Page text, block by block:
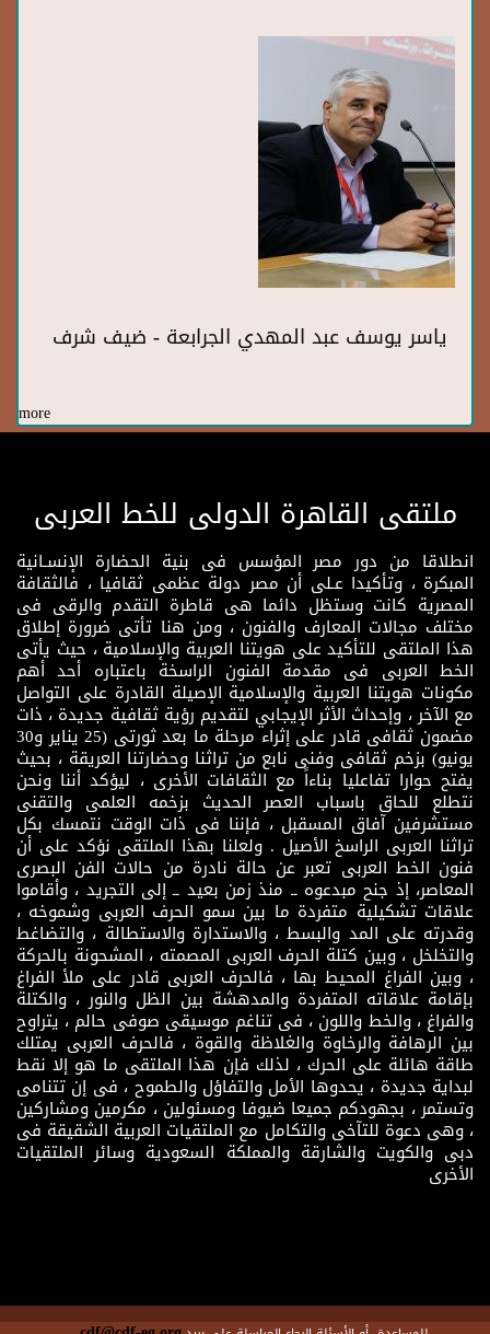
ياسر يوسف عبد المهدي الجرابعة - ضيف شرف
more
ملتقى القاهرة الدولى للخط العربى
انطلاقا من دور مصر المؤسس فى بنية الحضارة الإنسـانية
المبكرة ، وتأكيدا عـلى أن مصر دولة عظمى ثقافيا ، فالثقافة
المصرية كانت وستظل دائما هى قاطرة التقدم والرقى فى
مختلف مجالات المعارف والفنون ، ومن هنا تأتى ضرورة إطلاق
هذا الملتقى للتأكيد على هويتنا العربية والإسلامية ، حيث يأتى
الخط العربى فى مقدمة الفنون الراسخة باعتباره أحد أهم
مكونات هويتنا العربية والإسلامية الإصيلة القادرة على التواصل
مع الآخر ، وإحداث الأثر الإيجابي لتقديم رؤية ثقافية جديدة ، ذات
مضمون ثقافى قادر على إثراء مرحلة ما بعد ثورتى (25 يناير و30
يونيو) بزخم ثقافى وفنى نابع من تراثنا وحضارتنا العريقة ، بحيث
يفتح حوارا تفاعليا بناءاً مع الثقافات الأخرى ، ليؤكد أننا ونحن
نتطلع للحاق باسباب العصر الحديث بزخمه العلمى والتقنى
مستشرفين آفاق المسقبل ، فإننا فى ذات الوقت نتمسك بكل
تراثنا العربى الراسخ الأصيل . ولعلنا بهذا الملتقى نؤكد على أن
فنون الخط العربى تعبر عن حالة نادرة من حالات الفن البصرى
المعاصر، إذ جنح مبدعوه ــ منذ زمن بعيد ــ إلى التجريد ، وأقاموا
علاقات تشكيلية متفردة ما بين سمو الحرف العربى وشموخه ،
وقدرته على المد والبسط ، والاستدارة والاستطالة ، والتضاغط
والتخلخل ، وبين كتلة الحرف العربى المصمته ، المشحونة بالحركة
، وبين الفراغ المحيط بها ، فالحرف العربى قادر على ملأ الفراغ
بإقامة علاقاته المتفردة والمدهشة بين الظل والنور ، والكتلة
والفراغ ، والخط واللون ، فى تناغم موسيقى صوفى حالم ، يتراوح
بين الرهافة والرخاوة والغلاظة والقوة ، فالحرف العربى يمتلك
طاقة هائلة على الحرك ، لذلك فإن هذا الملتقى ما هو إلا نقط
لبداية جديدة ، يحدوها الأمل والتفاؤل والطموح ، فى إن تتنامى
وتستمر ، بجهودكم جميعا ضيوفا ومسئولين ، مكرمين ومشاركين
، وهى دعوة للتآخى والتكامل مع الملتقيات العربية الشقيقة فى
دبى والكويت والشارقة والمملكة السعودية وسائر الملتقيات
الأخرى